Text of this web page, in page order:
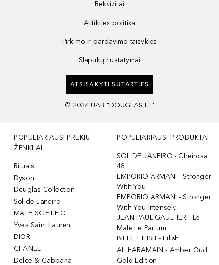
Rekvizitai
Atitikties politika
Pirkimo ir pardavimo taisyklės
Slapukų nustatymai
ATSISAKYTI SUTARTIES
© 2026 UAB "DOUGLAS LT"
POPULIARIAUSI PREKIŲ
ŽENKLAI
Rituals
Dyson
Douglas Collection
Sol de Janeiro
MATH SCIETIFIC
Yves Saint Laurent
DIOR
CHANEL
Dolce & Gabbana
POPULIARIAUSI PRODUKTAI
SOL DE JANEIRO - Cheirosa
48
EMPORIO ARMANI - Stronger
With You
EMPORIO ARMANI - Stronger
With You Intensely
JEAN PAUL GAULTIER - Le
Male Le Parfum
BILLIE EILISH - Eilish
AL HARAMAIN - Amber Oud
Gold Edition